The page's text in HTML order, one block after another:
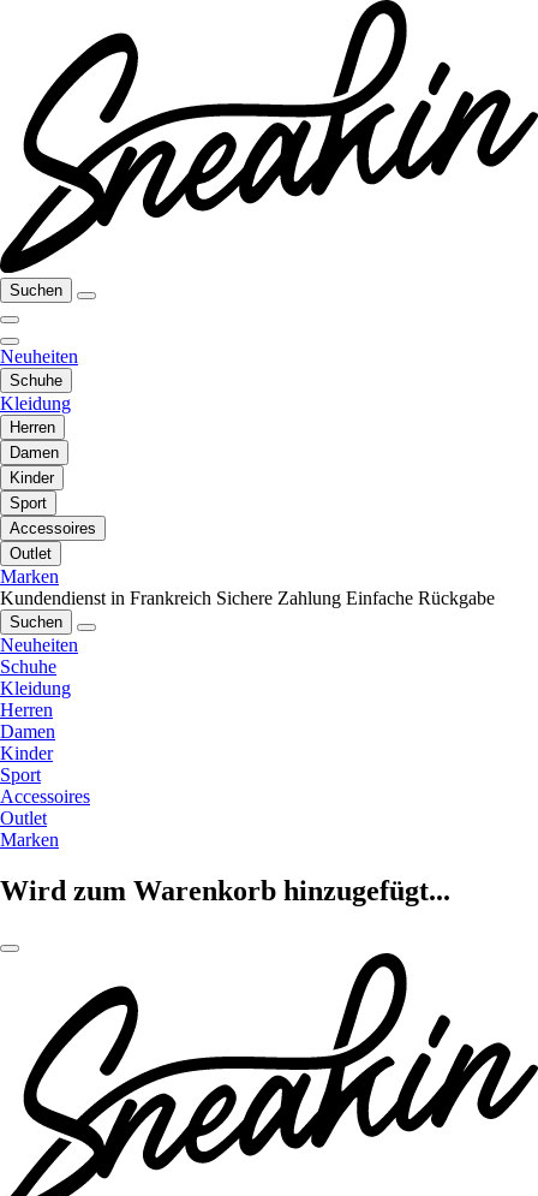
Suchen
Neuheiten
Schuhe
Kleidung
Herren
Damen
Kinder
Sport
Accessoires
Outlet
Marken
Kundendienst in Frankreich Sichere Zahlung Einfache Rückgabe
Suchen
Neuheiten
Schuhe
Kleidung
Herren
Damen
Kinder
Sport
Accessoires
Outlet
Marken
Wird zum Warenkorb hinzugefügt...